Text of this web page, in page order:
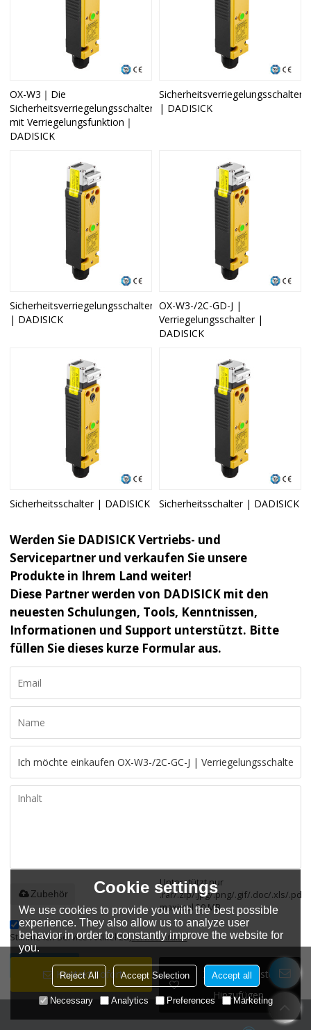
Kontakt Sofort
Zur Wunschliste
Hinzufügen
OX-W3｜Die
Sicherheitsverriegelungsschalter
mit Verriegelungsfunktion｜
DADISICK
Sicherheitsverriegelungsschalter
| DADISICK
Sicherheitsverriegelungsschalter
| DADISICK
OX-W3-/2C-GD-J |
Verriegelungsschalter |
DADISICK
Sicherheitsschalter | DADISICK Sicherheitsschalter | DADISICK
Werden Sie DADISICK Vertriebs- und
Servicepartner und verkaufen Sie unsere
Produkte in Ihrem Land weiter!
Diese Partner werden von DADISICK mit den
neuesten Schulungen, Tools, Kenntnissen,
Informationen und Support unterstützt. Bitte
füllen Sie dieses kurze Formular aus.
Unterstützt nur
.rar/.zip/.jpg/.png/.gif/.doc/.xls/.pdf,
maximal 20 MB
Zubehör
Stimme ich Service-Artikel zu,Service-Artikel
SENDEN
Cookie settings
We use cookies to provide you with the best possible
experience. They also allow us to analyze user
behavior in order to constantly improve the website for
you.
Reject All Accept Selection Accept all
Necessary Analytics Preferences Marketing